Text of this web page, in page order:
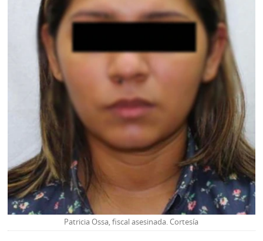
Patricia Ossa, fiscal asesinada. Cortesía